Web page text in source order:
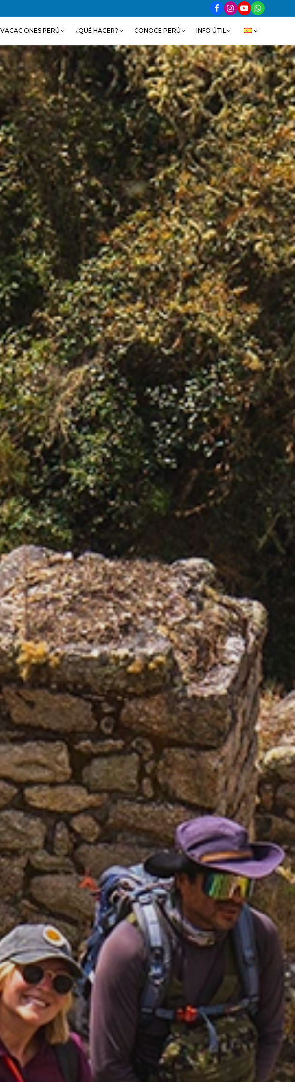
VACACIONES PERÚ ¿QUÉ HACER? CONOCE PERÚ INFO ÚTIL